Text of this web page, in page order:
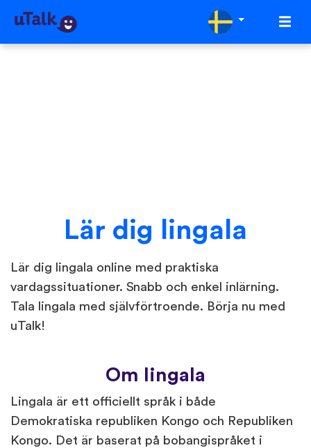
Lär dig lingala
Lär dig lingala online med praktiska
vardagssituationer. Snabb och enkel inlärning.
Tala lingala med självförtroende. Börja nu med
uTalk!
Om lingala
Lingala är ett officiellt språk i både
Demokratiska republiken Kongo och Republiken
Kongo. Det är baserat på bobangispråket i